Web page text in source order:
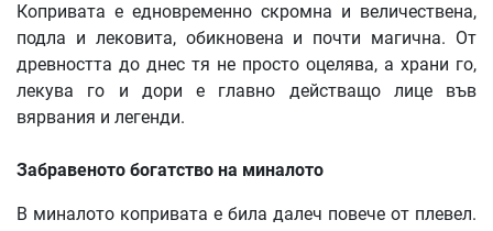
Копривата е едновременно скромна и величествена,
подла и лековита, обикновена и почти магична. От
древността до днес тя не просто оцелява, а храни го,
лекува го и дори е главно действащо лице във
вярвания и легенди.
Забравеното богатство на миналото
В миналото копривата е била далеч повече от плевел.